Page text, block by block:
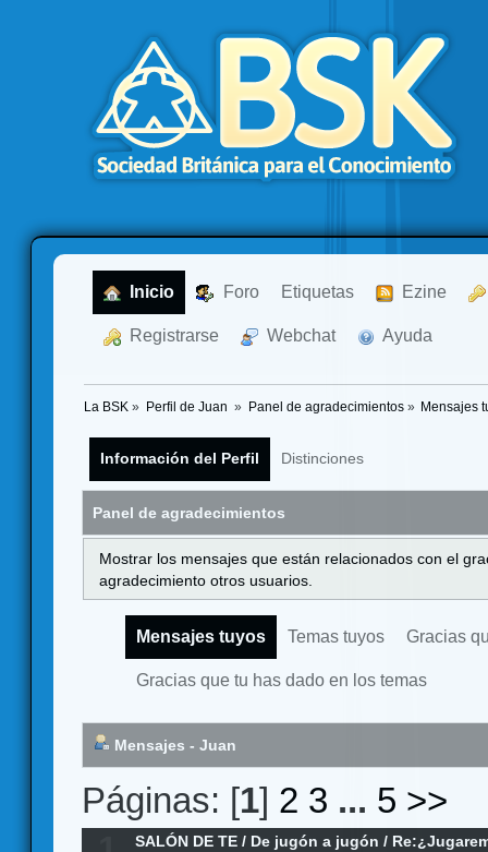
Inicio Foro Etiquetas Ezine
Registrarse Webchat Ayuda
La BSK » Perfil de Juan » Panel de agradecimientos» Mensajes
Información del Perfil Distinciones
Panel de agradecimientos
Mostrar los mensajes que están relacionados con el
agradecimiento otros usuarios.
Mensajes tuyos Temas tuyos Gracias
Gracias que tu has dado en los temas
Mensajes - Juan
Páginas: [1] 2 3 ... 5 >>
SALÓN DE TE / De jugón a jugón /